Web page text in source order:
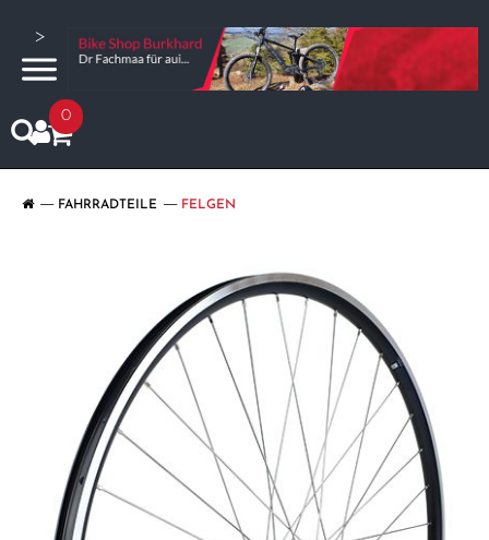
>
0
FAHRRADTEILE FELGEN